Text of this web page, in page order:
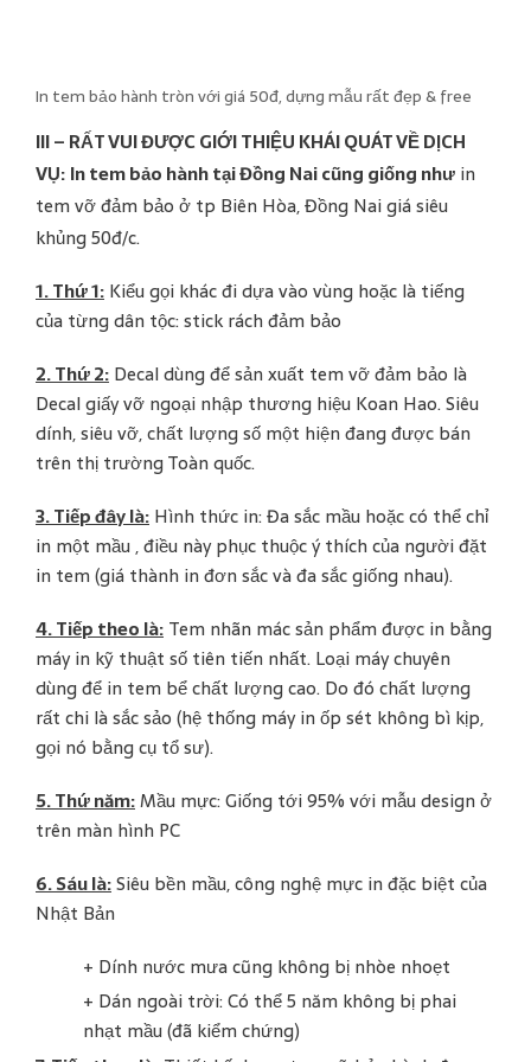
In tem bảo hành tròn với giá 50đ, dựng mẫu rất đẹp & free
III – RẤT VUI ĐƯỢC GIỚI THIỆU KHÁI QUÁT VỀ DỊCH
VỤ: In tem bảo hành tại Đồng Nai cũng giống như in
tem vỡ đảm bảo ở tp Biên Hòa, Đồng Nai giá siêu
khủng 50đ/c.
1. Thứ 1: Kiểu gọi khác đi dựa vào vùng hoặc là tiếng
của từng dân tộc: stick rách đảm bảo
2. Thứ 2: Decal dùng để sản xuất tem vỡ đảm bảo là
Decal giấy vỡ ngoại nhập thương hiệu Koan Hao. Siêu
dính, siêu vỡ, chất lượng số một hiện đang được bán
trên thị trường Toàn quốc.
3. Tiếp đây là: Hình thức in: Đa sắc mầu hoặc có thể chỉ
in một mầu , điều này phục thuộc ý thích của người đặt
in tem (giá thành in đơn sắc và đa sắc giống nhau).
4. Tiếp theo là: Tem nhãn mác sản phẩm được in bằng
máy in kỹ thuật số tiên tiến nhất. Loại máy chuyên
dùng để in tem bể chất lượng cao. Do đó chất lượng
rất chi là sắc sảo (hệ thống máy in ốp sét không bì kịp,
gọi nó bằng cụ tổ sư).
5. Thứ năm:Mầu mực: Giống tới 95% với mẫu design ở
trên màn hình PC
6. Sáu là:Siêu bền mầu, công nghệ mực in đặc biệt của
Nhật Bản
+ Dính nước mưa cũng không bị nhòe nhoẹt
+ Dán ngoài trời: Có thể 5 năm không bị phai
nhạt mầu (đã kiểm chứng)